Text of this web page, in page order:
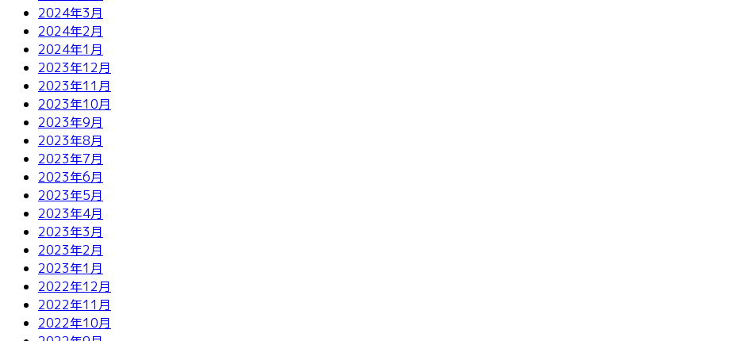
2024年3月
2024年2月
2024年1月
2023年12月
2023年11月
2023年10月
2023年9月
2023年8月
2023年7月
2023年6月
2023年5月
2023年4月
2023年3月
2023年2月
2023年1月
2022年12月
2022年11月
2022年10月